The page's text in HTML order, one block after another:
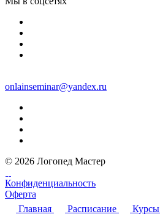
onlainseminar@yandex.ru
© 2026 Логопед Мастер
Конфиденциальность
Оферта
Главная
Расписание Курсы